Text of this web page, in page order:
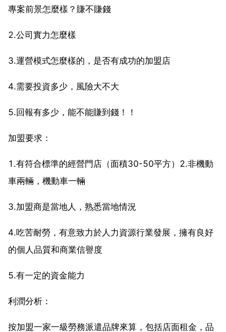
專案前景怎麼樣？賺不賺錢
2.公司實力怎麼樣
3.運營模式怎麼樣的，是否有成功的加盟店
4.需要投資多少，風險大不大
5.回報有多少，能不能賺到錢！！
加盟要求：
1.有符合標準的經營門店（面積30-50平方）2.非機動
車兩輛，機動車一輛
3.加盟商是當地人，熟悉當地情況
4.吃苦耐勞，有意致力於人力資源行業發展，擁有良好
的個人品質和商業信譽度
5.有一定的資金能力
利潤分析：
按加盟一家一級勞務派遣品牌來算，包括店面租金，品